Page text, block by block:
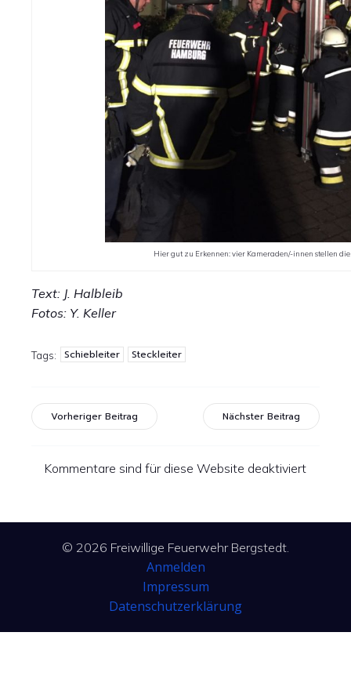
Hier gut zu Erkennen: vier Kameraden/-innen stellen
Text: J. Halbleib
Fotos: Y. Keller
Tags: Schiebleiter Steckleiter
Vorheriger Beitrag Nächster Beitrag
Kommentare sind für diese Website deaktiviert
© 2026 Freiwillige Feuerwehr Bergstedt.
Anmelden
Impressum
Datenschutzerklärung